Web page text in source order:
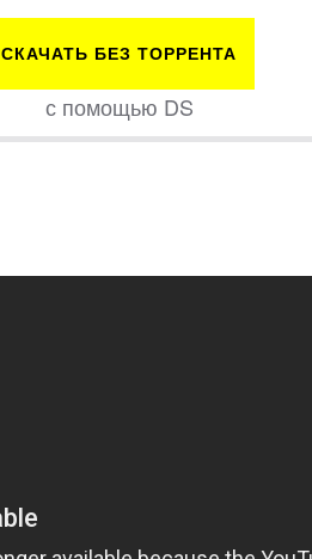
СКАЧАТЬ БЕЗ ТОРРЕНТА
с помощью DS